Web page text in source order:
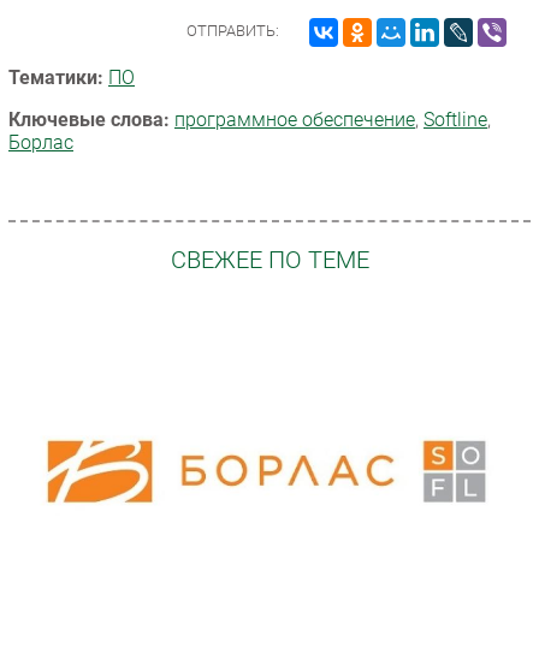
ОТПРАВИТЬ:
Тематики: ПО
Ключевые слова: программное обеспечение, Softline,
Борлас
СВЕЖЕЕ ПО ТЕМЕ